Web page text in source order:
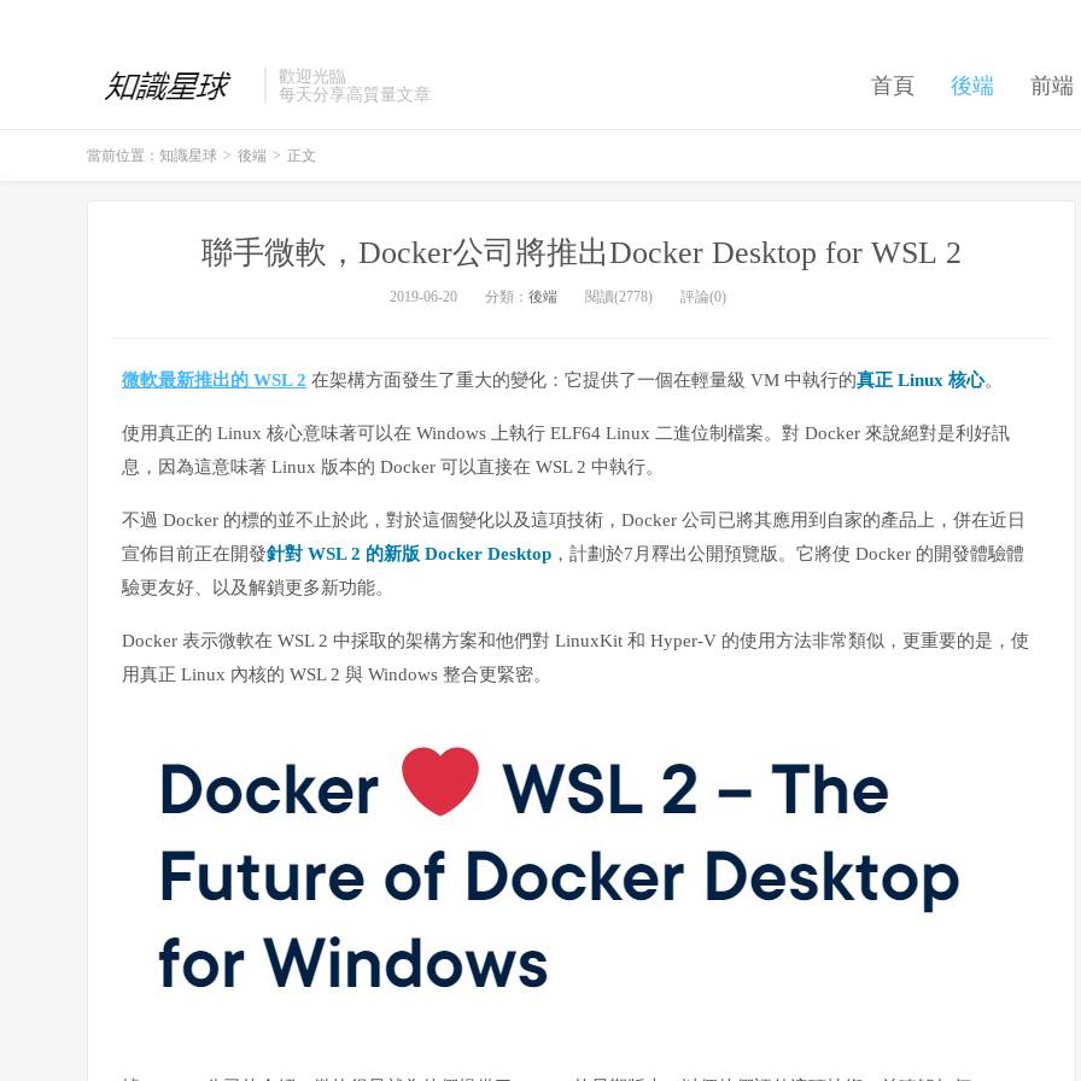
歡迎光臨
每天分享高質量文章
首頁 後端 前端
當前位置： 知識星球 > 後端 > 正文
聯手微軟，Docker公司將推出Docker Desktop for WSL 2
2019-06-20 分類： 後端 閱讀(2778) 評論(0)
微軟最新推出的 WSL 2 在架構方面發生了重大的變化：它提供了一個在輕量級 VM 中執行的真正 Linux 核心。
使用真正的 Linux 核心意味著可以在 Windows 上執行 ELF64 Linux 二進位制檔案。對 Docker 來說絕對是利好訊
息，因為這意味著 Linux 版本的 Docker 可以直接在 WSL 2 中執行。
不過 Docker 的標的並不止於此，對於這個變化以及這項技術，Docker 公司已將其應用到自家的產品上，併在近日
宣佈目前正在開發針對 WSL 2 的新版 Docker Desktop ，計劃於7月釋出公開預覽版。它將使 Docker 的開發體驗體
驗更友好、以及解鎖更多新功能。
Docker 表示微軟在 WSL 2 中採取的架構方案和他們對 LinuxKit 和 Hyper-V 的使用方法非常類似，更重要的是，使
用真正 Linux 內核的 WSL 2 與 Windows 整合更緊密。